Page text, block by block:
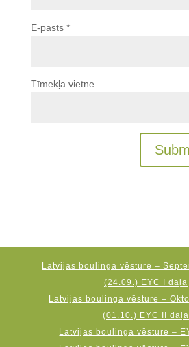
E-pasts *
Tīmekļa vietne
Latvijas boulinga vēsture –
(24.09.) EYC I daļa
Latvijas boulinga vēsture –
(01.10.) EYC II daļa
Latvijas boulinga vēsture –